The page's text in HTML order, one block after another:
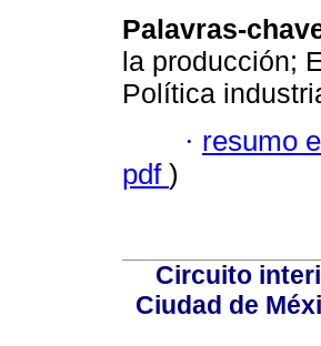
Palavras-
la producción;
Política
· resumo
pdf )
Circuito
Ciudad de